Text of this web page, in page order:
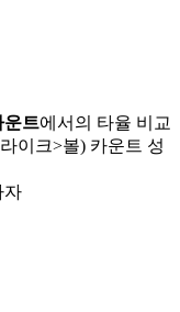
운트에서의 타율 비교
이크>볼) 카운트 성
자